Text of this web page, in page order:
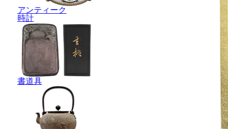
アンティーク
時計
書道具